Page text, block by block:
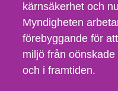
kärnsäkerhet och
Myndigheten
förebyggande för
miljö från
och i framtiden.